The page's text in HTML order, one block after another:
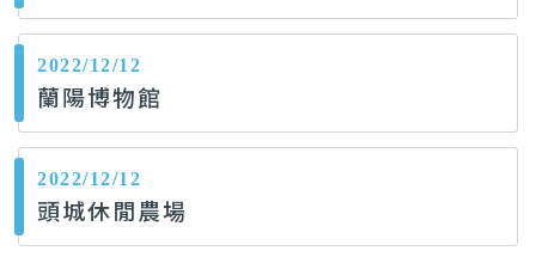
2022/12/12
蘭陽博物館
2022/12/12
頭城休閒農場